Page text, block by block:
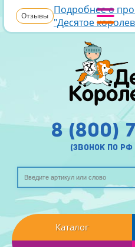
Отзывы Подробнее о
"Десятое
8 (800)
(звонок по
Каталог